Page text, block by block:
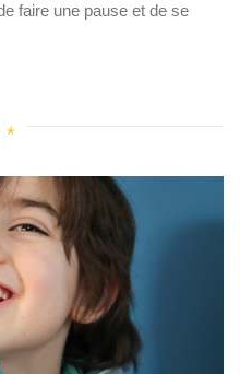
faire une pause et de se